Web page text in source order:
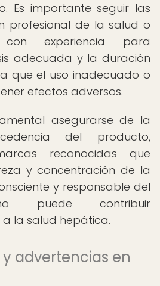
Es importante seguir las
profesional de la salud o
experiencia para
adecuada y la duración
que el uso inadecuado o
efectos adversos.
asegurarse de la
del producto,
reconocidas que
y concentración de la
y responsable del
puede contribuir
la salud hepática.
advertencias en